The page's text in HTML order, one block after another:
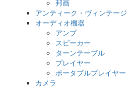
邦画
アンティーク・ヴィンテージ
オーディオ機器
アンプ
スピーカー
ターンテーブル
プレイヤー
ポータブルプレイヤー
カメラ